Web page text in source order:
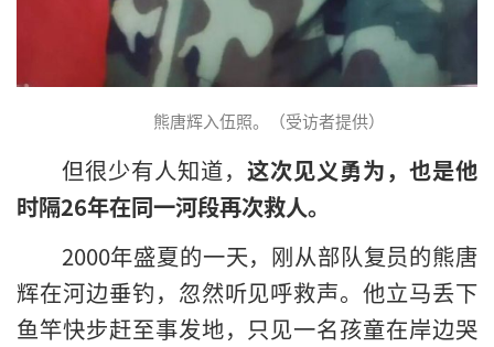
熊唐辉入伍照。（受访者提供）
但很少有人知道， 这次见义勇为，也是他
时隔26年在同一河段再次救人。
2000年盛夏的一天，刚从部队复员的熊唐
辉在河边垂钓，忽然听见呼救声。他立马丢下
鱼竿快步赶至事发地，只见一名孩童在岸边哭